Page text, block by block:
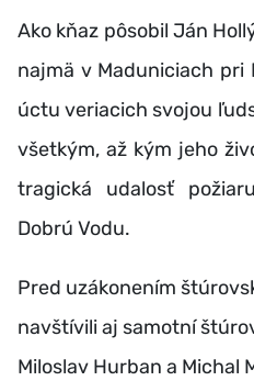
Ako kňaz pôsobil Ján
najmä v Maduniciach pri
úctu veriacich svojou
všetkým, až kým jeho
tragická udalosť
Dobrú Vodu.
Pred uzákonením
navštívili aj samotní
Miloslav Hurban a Michal